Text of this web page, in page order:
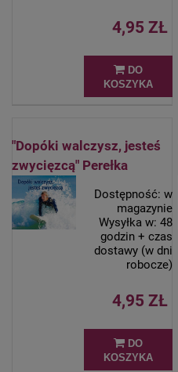
4,95 ZŁ
DO
KOSZYKA
"Dopóki walczysz, jesteś
zwycięzcą" Perełka
Dostępność: w
magazynie
Wysyłka w: 48
godzin + czas
dostawy (w dni
robocze)
4,95 ZŁ
DO
KOSZYKA